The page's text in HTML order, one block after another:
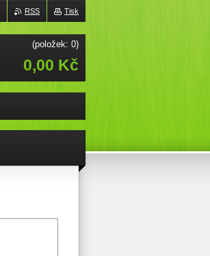
Tisk
RSS
(položek: 0)
0,00 Kč